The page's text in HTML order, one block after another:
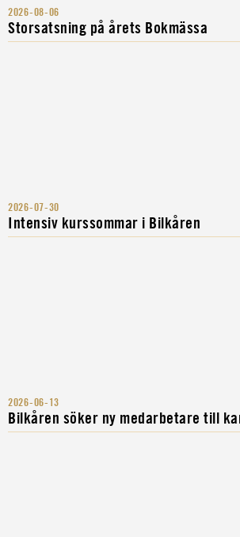
2026-08-06
Storsatsning på årets Bokmässa
2026-07-30
Intensiv kurssommar i Bilkåren
2026-06-13
Bilkåren söker ny medarbetare till